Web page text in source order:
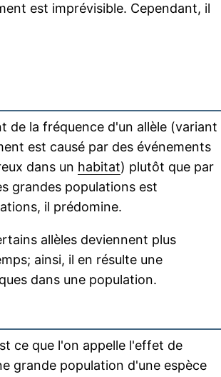
est imprévisible. Cependant, il
de la fréquence d'un allèle (variant
est causé par des événements
dans un habitat) plutôt que par
grandes populations est
il prédomine.
allèles deviennent plus
ainsi, il en résulte une
dans une population.
ce que l'on appelle l'effet de
grande population d'une espèce